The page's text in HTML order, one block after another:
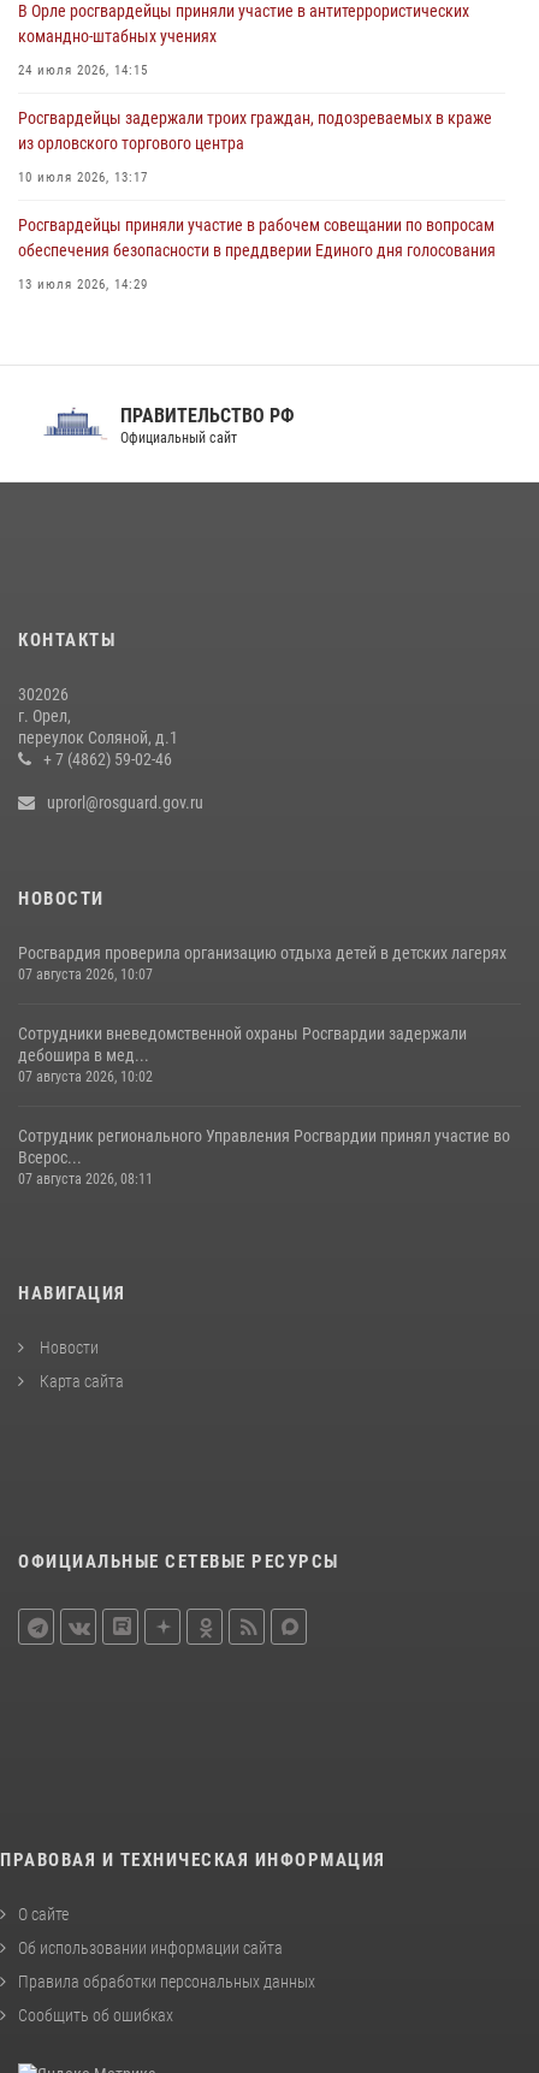
предоставлении госуслуг
03 августа 2026, 14:30
В Орле росгвардейцы приняли участие в антитеррористических
командно-штабных учениях
24 июля 2026, 14:15
Росгвардейцы задержали троих граждан, подозреваемых в краже
из орловского торгового центра
10 июля 2026, 13:17
Росгвардейцы приняли участие в рабочем совещании по вопросам
обеспечения безопасности в преддверии Единого дня голосования
13 июля 2026, 14:29
16 июля 2026, 13:34
На брифинге росгвардейцы рассказали орловцам об изменениях в
законодательстве, регулирующем оборот оружия
15 июля 2026, 14:49
ПРАВИТЕЛЬСТВО РФ
Официальный сайт
КОНТАКТЫ
302026
г. Орел,
переулок Соляной, д.1
+ 7 (4862) 59-02-46
uprorl@rosguard.gov.ru
НОВОСТИ
Росгвардия проверила организацию отдыха детей в детских лагерях
07 августа 2026, 10:07
Сотрудники вневедомственной охраны Росгвардии задержали
дебошира в мед...
07 августа 2026, 10:02
Сотрудник регионального Управления Росгвардии принял участие во
Всерос...
07 августа 2026, 08:11
НАВИГАЦИЯ
Новости
Карта сайта
ОФИЦИАЛЬНЫЕ СЕТЕВЫЕ РЕСУРСЫ
ПРАВОВАЯ И ТЕХНИЧЕСКАЯ ИНФОРМАЦИЯ
О сайте
Об использовании информации сайта
Правила обработки персональных данных
Сообщить об ошибках